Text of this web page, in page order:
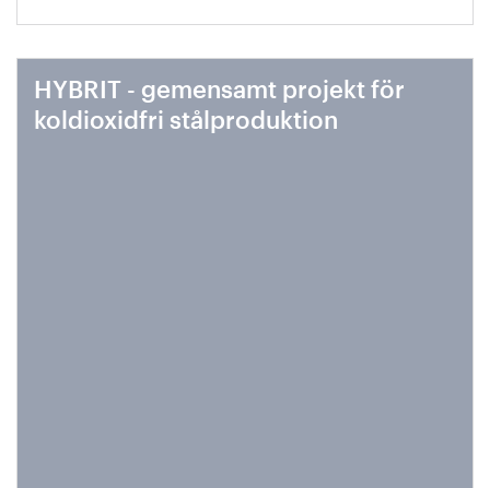
HYBRIT - gemensamt projekt för
koldioxidfri stålproduktion